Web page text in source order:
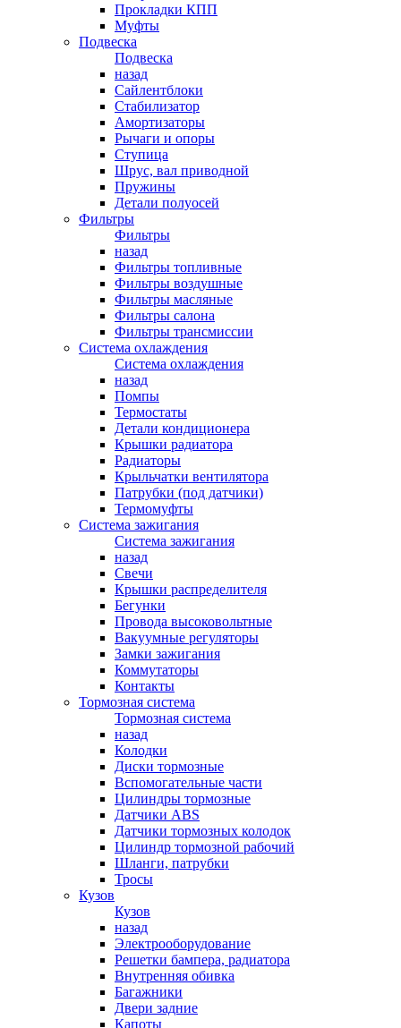
Прокладки КПП
Муфты
Подвеска
Подвеска
назад
Сайлентблоки
Стабилизатор
Амортизаторы
Рычаги и опоры
Ступица
Шрус, вал приводной
Пружины
Детали полуосей
Фильтры
Фильтры
назад
Фильтры топливные
Фильтры воздушные
Фильтры масляные
Фильтры салона
Фильтры трансмиссии
Система охлаждения
Система охлаждения
назад
Помпы
Термостаты
Детали кондиционера
Крышки радиатора
Радиаторы
Крыльчатки вентилятора
Патрубки (под датчики)
Термомуфты
Система зажигания
Система зажигания
назад
Свечи
Крышки распределителя
Бегунки
Провода высоковольтные
Вакуумные регуляторы
Замки зажигания
Коммутаторы
Контакты
Тормозная система
Тормозная система
назад
Колодки
Диски тормозные
Вспомогательные части
Цилиндры тормозные
Датчики ABS
Датчики тормозных колодок
Цилиндр тормозной рабочий
Шланги, патрубки
Тросы
Кузов
Кузов
назад
Электрооборудование
Решетки бампера, радиатора
Внутренняя обивка
Багажники
Двери задние
Капоты